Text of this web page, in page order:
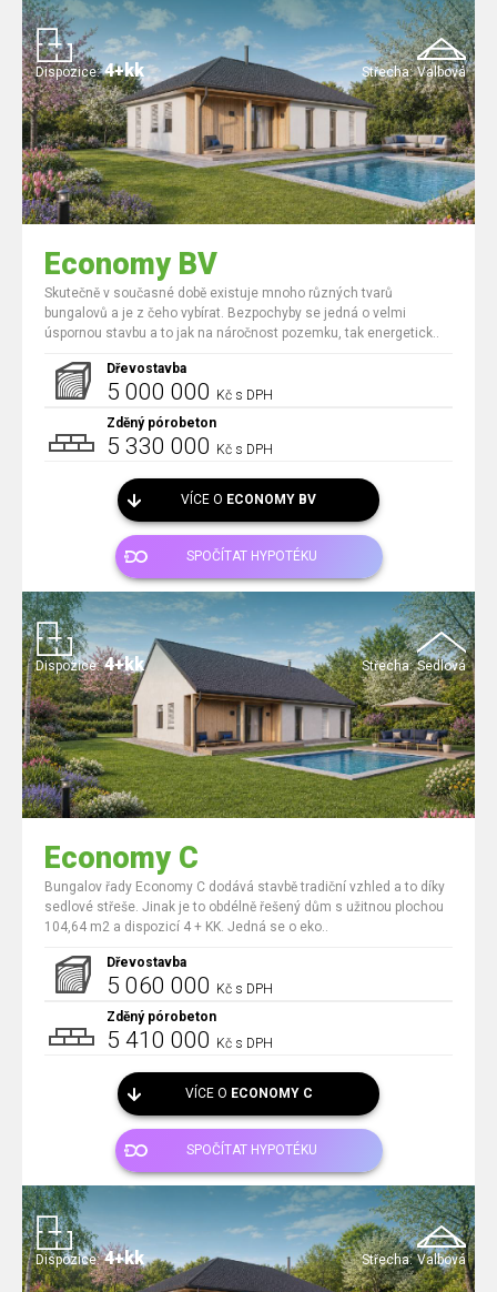
Střecha: Valbová
Dispozice: 4+kk
Economy BV
Skutečně v současné době existuje mnoho různých tvarů
bungalovů a je z čeho vybírat. Bezpochyby se jedná o velmi
úspornou stavbu a to jak na náročnost pozemku, tak energetick..
Dřevostavba
5 000 000 Kč s DPH
Zděný pórobeton
5 330 000 Kč s DPH
VÍCE O ECONOMY BV
SPOČÍTAT HYPOTÉKU
Střecha: Sedlová
Dispozice: 4+kk
Economy C
Bungalov řady Economy C dodává stavbě tradiční vzhled a to díky
sedlové střeše. Jinak je to obdélně řešený dům s užitnou plochou
104,64 m2 a dispozicí 4 + KK. Jedná se o eko..
Dřevostavba
5 060 000 Kč s DPH
Zděný pórobeton
5 410 000 Kč s DPH
VÍCE O ECONOMY C
SPOČÍTAT HYPOTÉKU
Střecha: Valbová
Dispozice: 4+kk